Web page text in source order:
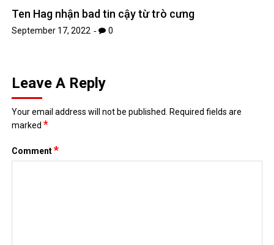
Ten Hag nhận bad tin cậy từ trò cưng
September 17, 2022 0
Leave A Reply
Your email address will not be published. Required fields are
marked*
Comment*